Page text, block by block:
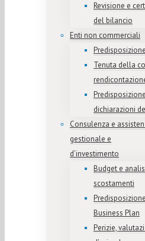
Revisione e
del bilancio
Enti non commerciali
Tenuta della
dichiarazioni
Consulenza e
gestionale e
d’investimento
Budget e
scostamenti
Business Plan
Perizie,